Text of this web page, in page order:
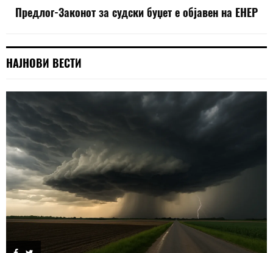
Предлог-Законот за судски буџет е објавен на ЕНЕР
НАЈНОВИ ВЕСТИ